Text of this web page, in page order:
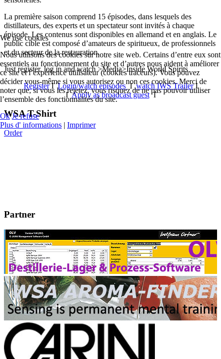
La première saison comprend 15 épisodes, dans lesquels des
distillateurs, des experts et un spectateur sont invités à chaque
épisode. Les contenus sont disponibles en allemand et en anglais. Le
public cible est composé d’amateurs de spiritueux, de professionnels
et du secteur de la restauration.
Just register, log in and watch >Media>Inside World Spirits
RegisterILogin/watch episodesI watch IWS TrailerI
IApply as broadcast guestI
WSA T-Shirt
Order
Partner
We use cookies
Nous utilisons des cookies sur notre site web. Certains d’entre eux sont
essentiels au fonctionnement du site et d’autres nous aident à améliorer
ce site et l’expérience utilisateur (cookies traceurs). Vous pouvez
décider vous-même si vous autorisez ou non ces cookies. Merci de
noter que, si vous les rejetez, vous risquez de ne pas pouvoir utiliser
l’ensemble des fonctionnalités du site.
Ok Je refuse
Plus d' informations | Imprimer